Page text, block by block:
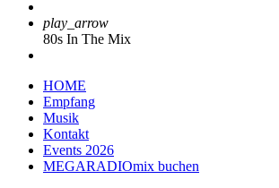
play_arrow
80s In The Mix
HOME
Empfang
Musik
Kontakt
Events 2026
MEGARADIOmix buchen